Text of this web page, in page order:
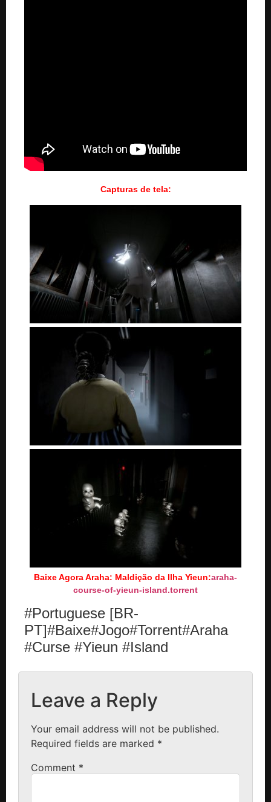
Capturas de tela:
Baixe Agora Araha: Maldição da Ilha Yieun:araha-
course-of-yieun-island.torrent
#Portuguese [BR-
PT]#Baixe#Jogo#Torrent#Araha
#Curse #Yieun #Island
Leave a Reply
Your email address will not be published.
Required fields are marked *
Comment *